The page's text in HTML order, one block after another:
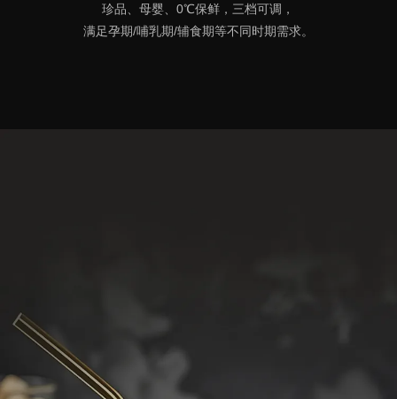
珍品、母婴、0℃保鲜，三档可调，
满足孕期/哺乳期/辅食期等不同时期需求。